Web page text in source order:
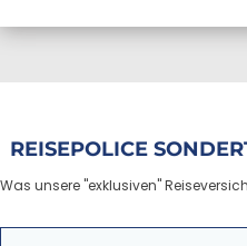
REISEPOLICE
Was unsere "exklusiven"